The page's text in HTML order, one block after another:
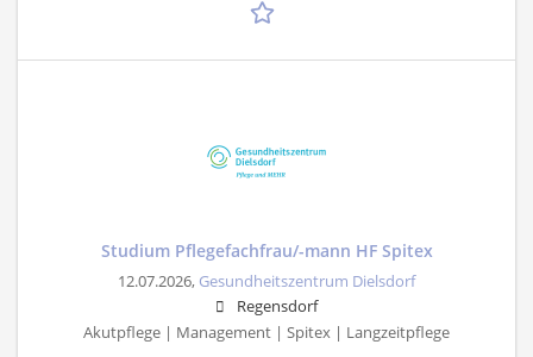
Studium Pflegefachfrau/-mann HF Spitex
12.07.2026, Gesundheitszentrum Dielsdorf
Regensdorf
Akutpflege | Management | Spitex | Langzeitpflege